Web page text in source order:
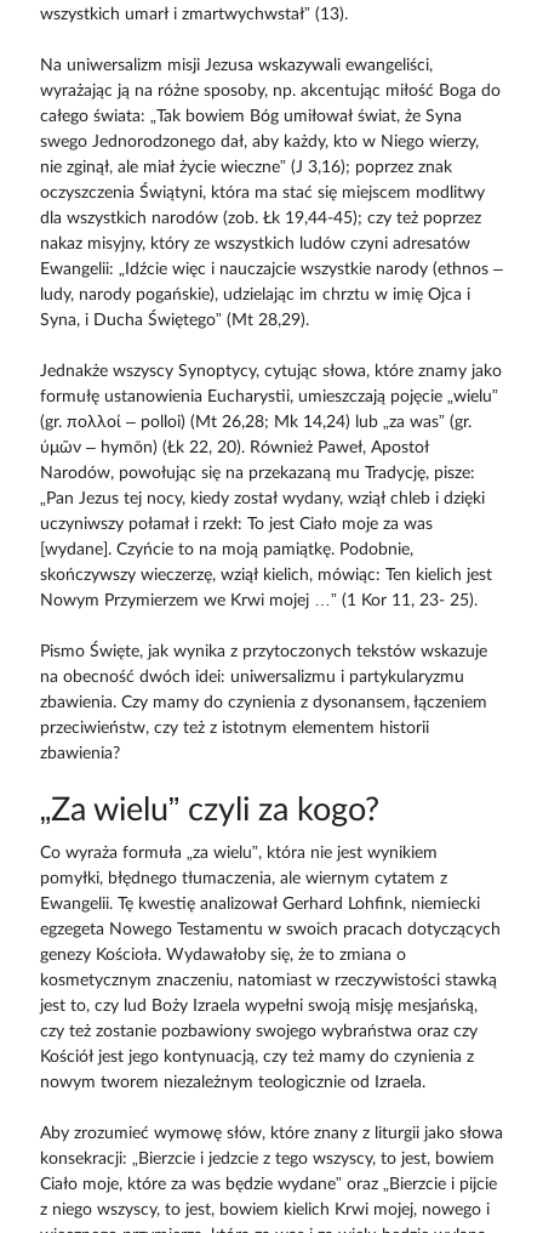
wszystkich umarł i zmartwychwstał” (13).
Na uniwersalizm misji Jezusa wskazywali ewangeliści,
wyrażając ją na różne sposoby, np. akcentując miłość Boga do
całego świata: „Tak bowiem Bóg umiłował świat, że Syna
swego Jednorodzonego dał, aby każdy, kto w Niego wierzy,
nie zginął, ale miał życie wieczne” (J 3,16); poprzez znak
oczyszczenia Świątyni, która ma stać się miejscem modlitwy
dla wszystkich narodów (zob. Łk 19,44-45); czy też poprzez
nakaz misyjny, który ze wszystkich ludów czyni adresatów
Ewangelii: „Idźcie więc i nauczajcie wszystkie narody (ethnos –
ludy, narody pogańskie), udzielając im chrztu w imię Ojca i
Syna, i Ducha Świętego” (Mt 28,29).
Jednakże wszyscy Synoptycy, cytując słowa, które znamy jako
formułę ustanowienia Eucharystii, umieszczają pojęcie „wielu”
(gr. πολλοί – polloi) (Mt 26,28; Mk 14,24) lub „za was” (gr.
ύμῶν – hymōn) (Łk 22, 20). Również Paweł, Apostoł
Narodów, powołując się na przekazaną mu Tradycję, pisze:
„Pan Jezus tej nocy, kiedy został wydany, wziął chleb i dzięki
uczyniwszy połamał i rzekł: To jest Ciało moje za was
[wydane]. Czyńcie to na moją pamiątkę. Podobnie,
skończywszy wieczerzę, wziął kielich, mówiąc: Ten kielich jest
Nowym Przymierzem we Krwi mojej …” (1 Kor 11, 23- 25).
Pismo Święte, jak wynika z przytoczonych tekstów wskazuje
na obecność dwóch idei: uniwersalizmu i partykularyzmu
zbawienia. Czy mamy do czynienia z dysonansem, łączeniem
przeciwieństw, czy też z istotnym elementem historii
zbawienia?
„Za wielu” czyli za kogo?
Co wyraża formuła „za wielu”, która nie jest wynikiem
pomyłki, błędnego tłumaczenia, ale wiernym cytatem z
Ewangelii. Tę kwestię analizował Gerhard Lohfink, niemiecki
egzegeta Nowego Testamentu w swoich pracach dotyczących
genezy Kościoła. Wydawałoby się, że to zmiana o
kosmetycznym znaczeniu, natomiast w rzeczywistości stawką
jest to, czy lud Boży Izraela wypełni swoją misję mesjańską,
czy też zostanie pozbawiony swojego wybraństwa oraz czy
Kościół jest jego kontynuacją, czy też mamy do czynienia z
nowym tworem niezależnym teologicznie od Izraela.
Aby zrozumieć wymowę słów, które znany z liturgii jako słowa
konsekracji: „Bierzcie i jedzcie z tego wszyscy, to jest, bowiem
Ciało moje, które za was będzie wydane” oraz „Bierzcie i pijcie
z niego wszyscy, to jest, bowiem kielich Krwi mojej, nowego i